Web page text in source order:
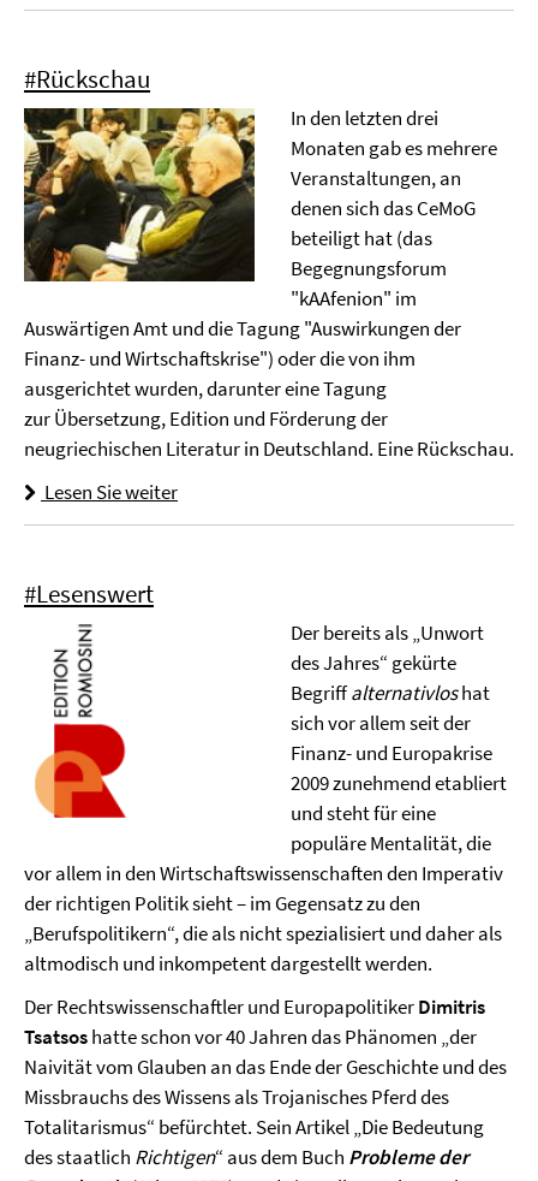
#Rückschau
In den letzten drei
Monaten gab es mehrere
Veranstaltungen, an
denen sich das CeMoG
beteiligt hat (das
Begegnungsforum
"kAAfenion" im
Auswärtigen Amt und die Tagung "Auswirkungen der
Finanz- und Wirtschaftskrise") oder die von ihm
ausgerichtet wurden, darunter eine Tagung
zur Übersetzung, Edition und Förderung der
neugriechischen Literatur in Deutschland. Eine Rückschau.
Lesen Sie weiter
#Lesenswert
Der bereits als „Unwort
des Jahres“ gekürte
Begriffalternativloshat
sich vor allem seit der
Finanz- und Europakrise
2009 zunehmend etabliert
und steht für eine
populäre Mentalität, die
vor allem in den Wirtschaftswissenschaften den Imperativ
der richtigen Politik sieht – im Gegensatz zu den
„Berufspolitikern“, die als nicht spezialisiert und daher als
altmodisch und inkompetent dargestellt werden.
Der Rechtswissenschaftler und EuropapolitikerDimitris
Tsatsoshatte schon vor 40 Jahren das Phänomen „der
Naivität vom Glauben an das Ende der Geschichte und des
Missbrauchs des Wissens als Trojanisches Pferd des
Totalitarismus“ befürchtet. Sein Artikel „Die Bedeutung
des staatlich Richtigen“ aus dem Buch Probleme der